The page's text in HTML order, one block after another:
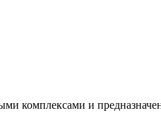
комплексами и